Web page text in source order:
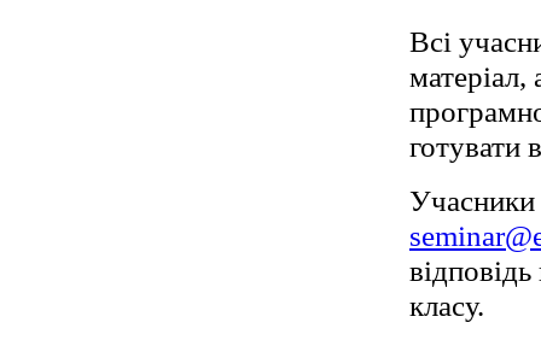
Всі
готувати
Учасники
класу.